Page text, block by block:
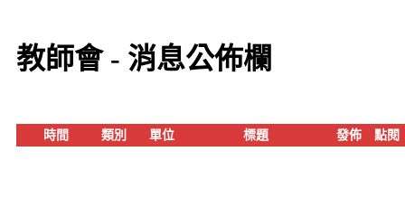
教師會 - 消息公佈欄
時間 類別 單位 標題 發佈 點閱